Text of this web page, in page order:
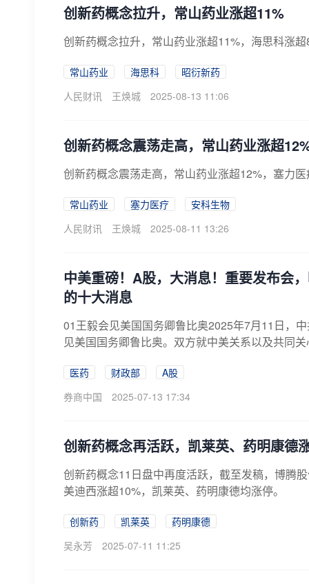
创新药概念拉升，常山药业涨超11%
创新药概念拉升，常山药业涨超11%，海思科涨
常山药业 海思科
昭衍新药
人民财讯
王焕城 2025-08-13 11:06
创新药概念震荡走高，常山药业涨超
创新药概念震荡走高，常山药业涨超12%，塞力
常山药业 塞力医疗
安科生物
人民财讯
王焕城 2025-08-11 13:26
中美重磅！A股，大消息！重要发布会
的十大消息
01王毅会见美国国务卿鲁比奥2025年7月11日，
见美国国务卿鲁比奥。双方就中美关系以及共同
医药 财政部
A股
券商中国
2025-07-13 17:34
创新药概念再活跃，凯莱英、药明康德
创新药概念11日盘中再度活跃，截至发稿，博腾
美迪西涨超10%，凯莱英、药明康德均涨停。
创新药 凯莱英
药明康德
吴永芳
2025-07-11 11:25